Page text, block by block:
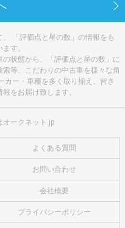
「評価点と星の数」の情報をも
す。
状態から、「評価点と星の数」に
等、こだわりの中古車を様々な角
カー・車種を多く取り揃え、皆さ
をお届け致します。
オークネット.jp
よくある質問
お問い合わせ
会社概要
プライバシーポリシー